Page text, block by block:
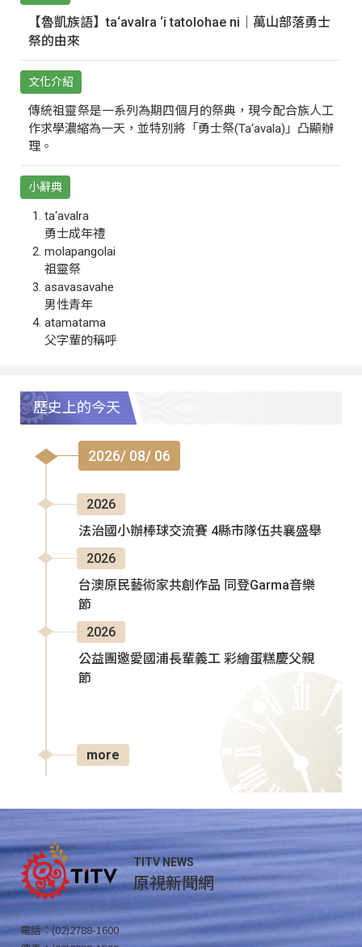
【魯凱族語】ta‘avalra ‘i tatolohae ni｜萬山部落勇士
祭的由來
文化介紹
傳統祖靈祭是一系列為期四個月的祭典，現今配合族人工
作求學濃縮為一天，並特別將「勇士祭(Ta‘avala)」凸顯辦
理。
小辭典
ta‘avalra
勇士成年禮
molapangolai
祖靈祭
asavasavahe
男性青年
atamatama
父字輩的稱呼
歷史上的今天
2026/ 08/ 06
2026
法治國小辦棒球交流賽 4縣市隊伍共襄盛舉
2026
台澳原民藝術家共創作品 同登Garma音樂
節
2026
公益團邀愛國浦長輩義工 彩繪蛋糕慶父親
節
more
TITV NEWS
原視新聞網
電話：(02)2788-1600